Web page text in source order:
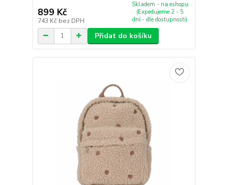
899 Kč
743 Kč bez DPH
Skladem - na eshopu
(Expedujeme 2 - 5
dní - dle dostupnosti)
Přidat do košíku